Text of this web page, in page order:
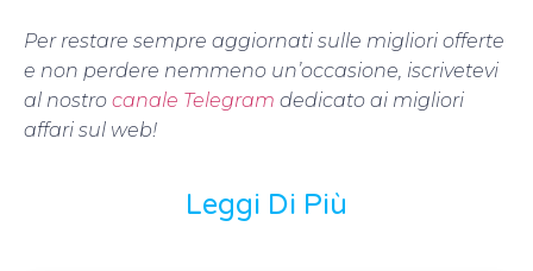
Per restare sempre aggiornati sulle migliori offerte
e non perdere nemmeno un’occasione, iscrivetevi
al nostro canale Telegram dedicato ai migliori
affari sul web!
Leggi Di Più